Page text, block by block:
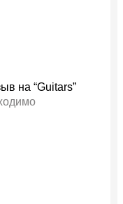
на “Guitars”